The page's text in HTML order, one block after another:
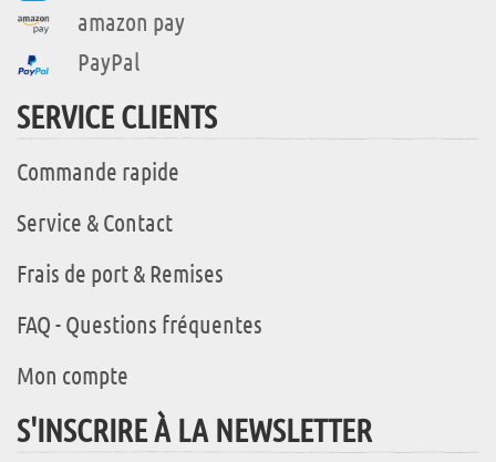
amazon pay
PayPal
SERVICE CLIENTS
Commande rapide
Service & Contact
Frais de port & Remises
FAQ - Questions fréquentes
Mon compte
S'INSCRIRE À LA NEWSLETTER